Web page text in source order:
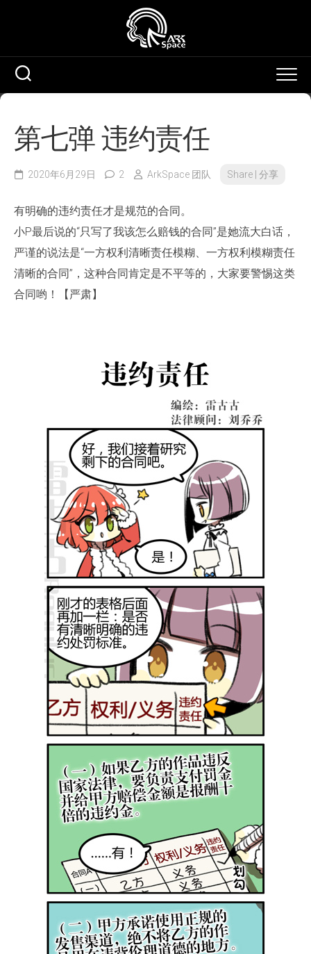
第七弹 违约责任
2020年6月29日 2 ArkSpace 团队 Share | 分享
有明确的违约责任才是规范的合同。
小P最后说的“只写了我该怎么赔钱的合同”是她流大白话，
严谨的说法是“一方权利清晰责任模糊、一方权利模糊责任
清晰的合同”，这种合同肯定是不平等的，大家要警惕这类
合同哟！【严肃】